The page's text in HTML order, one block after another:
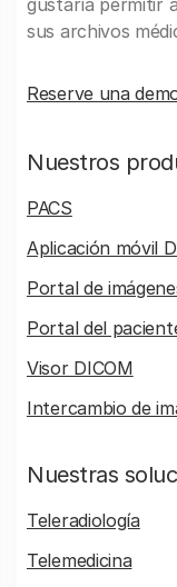
sus archivos
Reserve una
Nuestros
PACS
Aplicación móvil
Portal de
Portal del
Visor DICOM
Intercambio de
Nuestras
Teleradiología
Telemedicina